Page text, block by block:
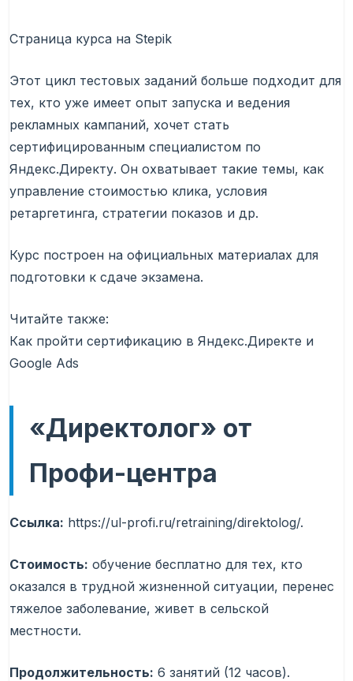
Страница курса на Stepik
Этот цикл тестовых заданий больше подходит для
тех, кто уже имеет опыт запуска и ведения
рекламных кампаний, хочет стать
сертифицированным специалистом по
Яндекс.Директу. Он охватывает такие темы, как
управление стоимостью клика, условия
ретаргетинга, стратегии показов и др.
Курс построен на официальных материалах для
подготовки к сдаче экзамена.
Читайте также:
Как пройти сертификацию в Яндекс.Директе и
Google Ads
«Директолог» от
Профи-центра
Ссылка: https://ul-profi.ru/retraining/direktolog/.
Стоимость: обучение бесплатно для тех, кто
оказался в трудной жизненной ситуации, перенес
тяжелое заболевание, живет в сельской
местности.
Продолжительность: 6 занятий (12 часов).